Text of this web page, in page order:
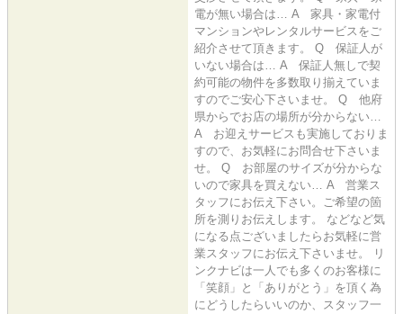
電が無い場合は… A 家具・家電付
マンションやレンタルサービスをご
紹介させて頂きます。 Q 保証人が
いない場合は… A 保証人無しで契
約可能の物件を多数取り揃えていま
すのでご安心下さいませ。 Q 他府
県からでお店の場所が分からない…
A お迎えサービスも実施しておりま
すので、お気軽にお問合せ下さいま
せ。 Q お部屋のサイズが分からな
いので家具を買えない… A 営業ス
タッフにお伝え下さい。ご希望の箇
所を測りお伝えします。 などなど気
になる点ございましたらお気軽に営
業スタッフにお伝え下さいませ。 リ
ンクナビは一人でも多くのお客様に
「笑顔」と「ありがとう」を頂く為
にどうしたらいいのか、スタッフ一